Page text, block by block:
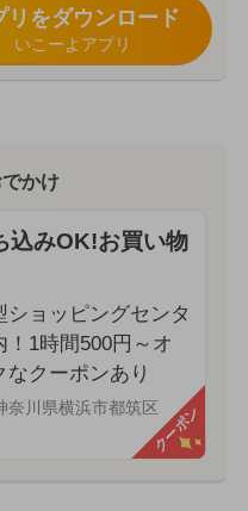
リをダウンロード
いこーよアプリ
かけ
込みOK!お買い物
ショッピングセンタ
！1時間500円～オ
なクーポンあり
奈川県横浜市都筑区クーポン